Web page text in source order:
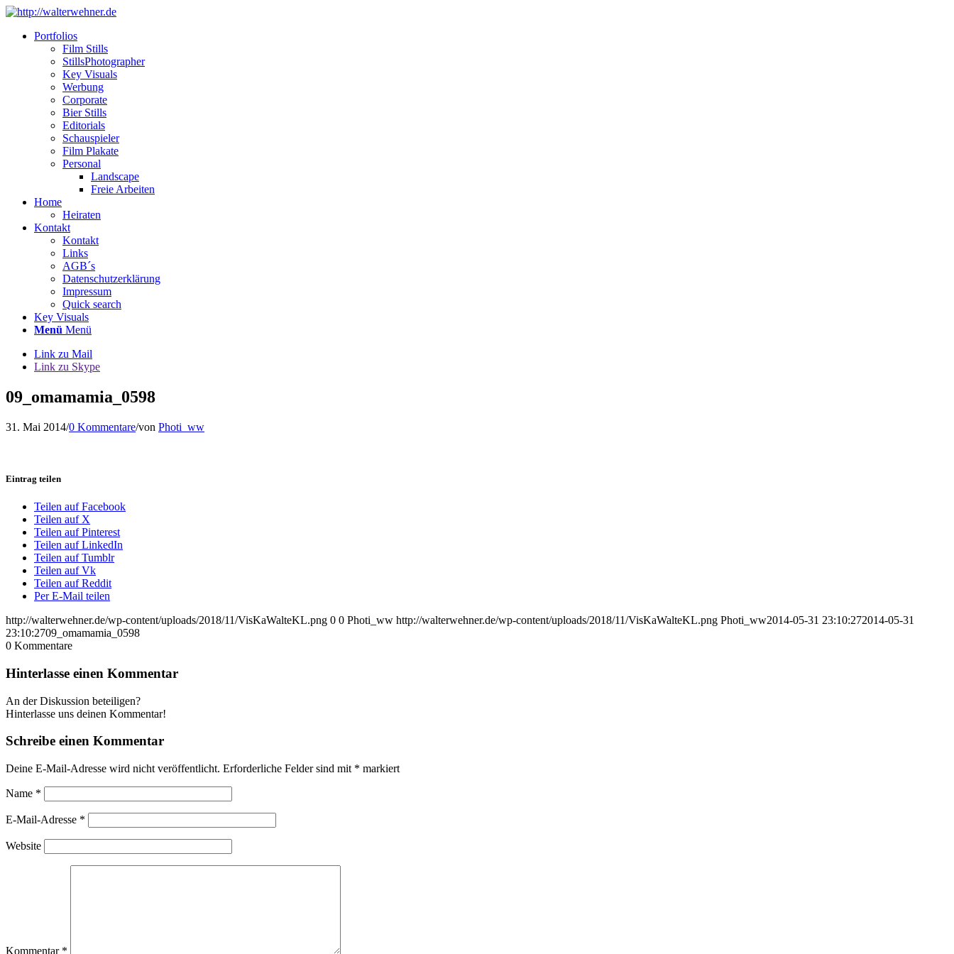
Portfolios
Film Stills
StillsPhotographer
Key Visuals
Werbung
Corporate
Bier Stills
Editorials
Schauspieler
Film Plakate
Personal
Landscape
Freie Arbeiten
Home
Heiraten
Kontakt
Kontakt
Links
AGB´s
Datenschutzerklärung
Impressum
Quick search
Key Visuals
Menü Menü
Link zu Mail
Link zu Skype
09_omamamia_0598
31. Mai 2014/0 Kommentare/von Photi_ww
Eintrag teilen
Teilen auf Facebook
Teilen auf X
Teilen auf Pinterest
Teilen auf LinkedIn
Teilen auf Tumblr
Teilen auf Vk
Teilen auf Reddit
Per E-Mail teilen
http://walterwehner.de/wp-content/uploads/2018/11/VisKaWalteKL.png 0 0 Photi_ww http://walterwehner.de/wp-content/uploads/2018/11/VisKaWalteKL.png Photi_ww2014-05-31 23:10:272014-05-31
23:10:2709_omamamia_0598
0 Kommentare
Hinterlasse einen Kommentar
An der Diskussion beteiligen?
Hinterlasse uns deinen Kommentar!
Schreibe einen Kommentar
Deine E-Mail-Adresse wird nicht veröffentlicht. Erforderliche Felder sind mit * markiert
Name *
E-Mail-Adresse *
Website
Kommentar *